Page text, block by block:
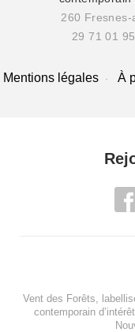
260
29 71 01 95
Mentions légales À
Vent des Forêts,
contemporain